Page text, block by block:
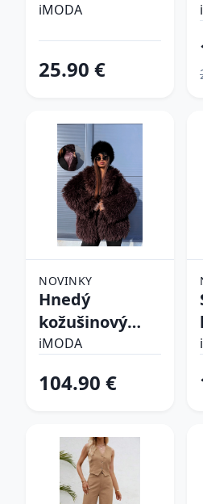
iMODA
25.90 €
NOVINKY
Hnedý
kožušinový
kabát CHOCO
iMODA
104.90 €